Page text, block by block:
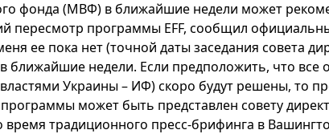
фонда (МВФ) в ближайшие недели может
пересмотр программы EFF, сообщил
ее пока нет (точной даты заседания совета
ближайшие недели. Если предположить, что все
Украины – ИФ) скоро будут решены, то
может быть представлен совету
традиционного пресс-брифинга в